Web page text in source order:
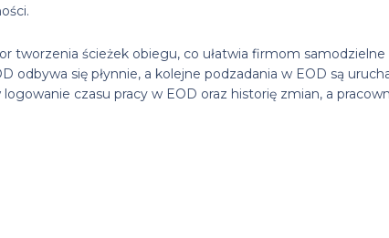
tworzenia ścieżek obiegu, co ułatwia firmom
odbywa się płynnie, a kolejne podzadania w EOD są
czasu pracy w EOD oraz historię zmian, a